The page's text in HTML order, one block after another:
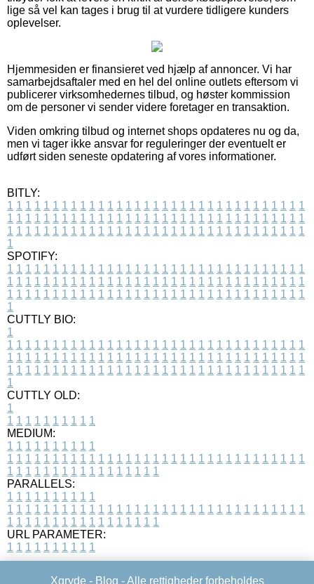
lige så vel kan tages i brug til at vurdere tidligere kunders
oplevelser.
Hjemmesiden er finansieret ved hjælp af annoncer. Vi har
samarbejdsaftaler med en hel del online outlets eftersom vi
publicerer virksomhedernes tilbud, og høster kommission
om de personer vi sender videre foretager en transaktion.
Viden omkring tilbud og internet shops opdateres nu og da,
men vi tager ikke ansvar for reguleringer der eventuelt er
udført siden seneste opdatering af vores informationer.
BITLY:
1 1 1 1 1 1 1 1 1 1 1 1 1 1 1 1 1 1 1 1 1 1 1 1 1 1 1 1 1 1 1 1 1
1 1 1 1 1 1 1 1 1 1 1 1 1 1 1 1 1 1 1 1 1 1 1 1 1 1 1 1 1 1 1 1 1
1 1 1 1 1 1 1 1 1 1 1 1 1 1 1 1 1 1 1 1 1 1 1 1 1 1 1 1 1 1 1 1 1
1
SPOTIFY:
1 1 1 1 1 1 1 1 1 1 1 1 1 1 1 1 1 1 1 1 1 1 1 1 1 1 1 1 1 1 1 1 1
1 1 1 1 1 1 1 1 1 1 1 1 1 1 1 1 1 1 1 1 1 1 1 1 1 1 1 1 1 1 1 1 1
1 1 1 1 1 1 1 1 1 1 1 1 1 1 1 1 1 1 1 1 1 1 1 1 1 1 1 1 1 1 1 1 1
1
CUTTLY BIO:
1
1 1 1 1 1 1 1 1 1 1 1 1 1 1 1 1 1 1 1 1 1 1 1 1 1 1 1 1 1 1 1 1 1
1 1 1 1 1 1 1 1 1 1 1 1 1 1 1 1 1 1 1 1 1 1 1 1 1 1 1 1 1 1 1 1 1
1 1 1 1 1 1 1 1 1 1 1 1 1 1 1 1 1 1 1 1 1 1 1 1 1 1 1 1 1 1 1 1 1
1
CUTTLY OLD:
1
1 1 1 1 1 1 1 1 1 1
MEDIUM:
1 1 1 1 1 1 1 1 1 1
1 1 1 1 1 1 1 1 1 1 1 1 1 1 1 1 1 1 1 1 1 1 1 1 1 1 1 1 1 1 1 1 1
1 1 1 1 1 1 1 1 1 1 1 1 1 1 1 1 1
PARALLELS:
1 1 1 1 1 1 1 1 1 1
1 1 1 1 1 1 1 1 1 1 1 1 1 1 1 1 1 1 1 1 1 1 1 1 1 1 1 1 1 1 1 1 1
1 1 1 1 1 1 1 1 1 1 1 1 1 1 1 1 1
URL PARAMETER:
1 1 1 1 1 1 1 1 1 1
Xgryde - Blog - Alle rettigheder forbeholdes